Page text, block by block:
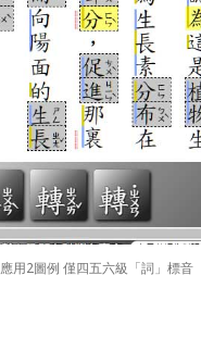
應用2圖例 僅四五六級「詞」標音